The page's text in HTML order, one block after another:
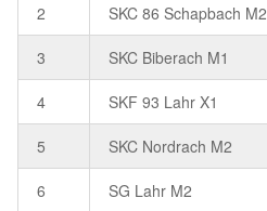
2 SKC 86 Schapbach M2
3 SKC Biberach M1
4 SKF 93 Lahr X1
5 SKC Nordrach M2
6 SG Lahr M2